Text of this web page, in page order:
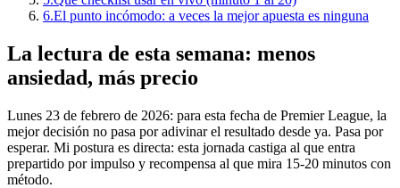
6.El punto incómodo: a veces la mejor apuesta es ninguna
La lectura de esta semana: menos
ansiedad, más precio
Lunes 23 de febrero de 2026: para esta fecha de Premier League, la
mejor decisión no pasa por adivinar el resultado desde ya. Pasa por
esperar. Mi postura es directa: esta jornada castiga al que entra
prepartido por impulso y recompensa al que mira 15-20 minutos con
método.